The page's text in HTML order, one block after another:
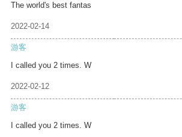
The world's best fantas
2022-02-14
游客
I called you 2 times. W
2022-02-12
游客
I called you 2 times. W